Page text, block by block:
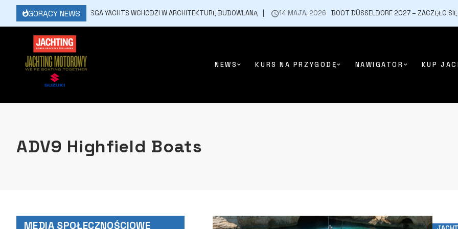
GORĄCY NEWS
9 LIPCA, 2026 SASGA YACHTS WCHODZI W ARCHITEKTURĘ BUDOWLANĄ 14 MAJA, 2026 BOOT DÜSSELDORF 2027 – ZACZĘŁO SIĘ
NEWS KURS NA PRZYGODĘ NAWIGATOR KUP
ADV9 Highfield Boats
MEDIA SPOŁECZNOŚCIOWE